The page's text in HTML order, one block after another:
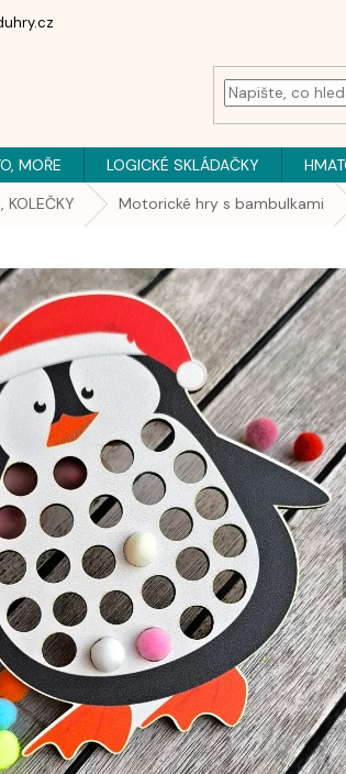
MOŘE LOGICKÉ SKLÁDAČKY
KOLEČKY Motorické hry s bambulkami